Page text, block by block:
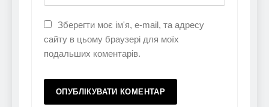
Зберегти моє ім'я, e-mail, та адресу
сайту в цьому браузері для моїх
подальших коментарів.